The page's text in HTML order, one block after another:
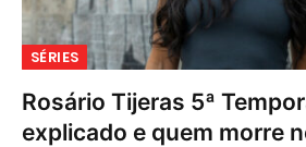
SÉRIES
Rosário Tijeras 5ª
explicado e quem morre